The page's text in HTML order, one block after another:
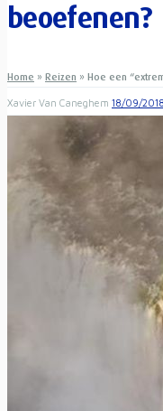
beoefenen?
Home » Reizen » Hoe een
Xavier Van Caneghem 18/09/2018